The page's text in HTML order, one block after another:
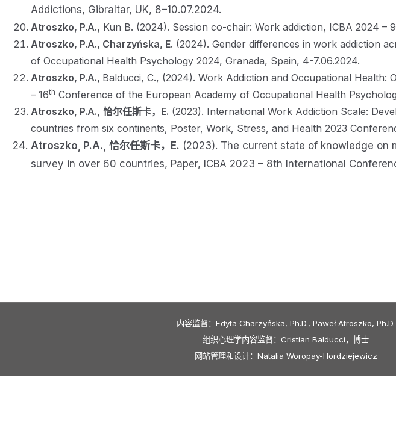
Addictions, Gibraltar, UK, 8–10.07.2024.
Atroszko, P.A., Kun B. (2024). Session co-chair: Work addiction, ICBA 2024
Atroszko, P.A., Charzyńska, E. (2024). Gender differences in work addiction
of Occupational Health Psychology 2024, Granada, Spain, 4-7.06.2024.
Atroszko, P.A., Balducci, C., (2024). Work Addiction and Occupational Health:
– 16th Conference of the European Academy of Occupational Health
Atroszko, P.A., 恰尔任斯卡，E. (2023). International Work Addiction Scale:
countries from six continents, Poster, Work, Stress, and Health 2023
Atroszko, P.A., 恰尔任斯卡，E. (2023). The current state of knowledge on
survey in over 60 countries, Paper, ICBA 2023 – 8th International
内容监督：Edyta Charzyńska, Ph.D., Paweł Atroszko, Ph.D.
组织心理学内容监督：Cristian Balducci，博士
网站管理和设计：Natalia Woropay-Hordziejewicz